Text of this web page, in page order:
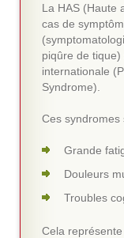
La HAS (Haute
cas de
piqûre de
internationale
Syndrome).
Ces syndromes
Grande
Douleurs
Troubles
Cela